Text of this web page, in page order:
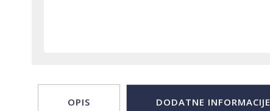
OPIS DODATNE INFORMACIJE